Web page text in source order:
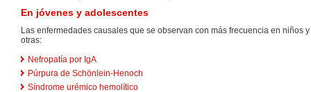
En jóvenes y adolescentes
Las enfermedades causales que se observan con más frecuencia en niños
otras:
Nefropatía por IgA
Púrpura de Schönlein-Henoch
Síndrome urémico hemolítico